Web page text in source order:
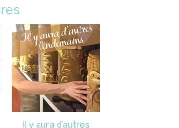
Il y aura d’autres